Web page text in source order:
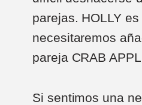
parejas. HOLLY
necesitaremos
pareja CRAB
Si sentimos una